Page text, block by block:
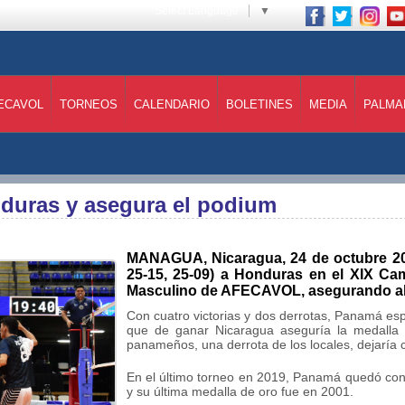
▼
TORNEOS CALENDARIO BOLETINES MEDIA
y asegura el podium
MANAGUA, Nicaragua, 24 de octubre
25-15, 25-09) a Honduras en el XIX
Masculino de AFECAVOL, asegurando
Con cuatro victorias y dos derrotas, Panamá
que de ganar Nicaragua aseguría la
panameños, una derrota de los locales, dejaría
En el último torneo en 2019, Panamá quedó
y su última medalla de oro fue en 2001.